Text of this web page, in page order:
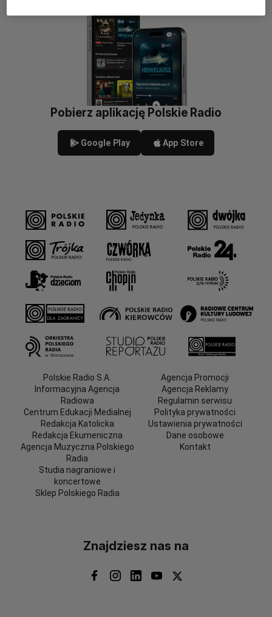
Pobierz aplikację Polskie Radio
Google Play App Store
Polskie Radio S.A.
Informacyjna Agencja
Radiowa
Centrum Edukacji Medialnej
Redakcja Katolicka
Redakcja Ekumeniczna
Agencja Muzyczna Polskiego
Radia
Studia nagraniowe i
koncertowe
Sklep Polskiego Radia
Agencja Promocji
Agencja Reklamy
Regulamin serwisu
Polityka prywatności
Ustawienia prywatności
Dane osobowe
Kontakt
Znajdziesz nas na